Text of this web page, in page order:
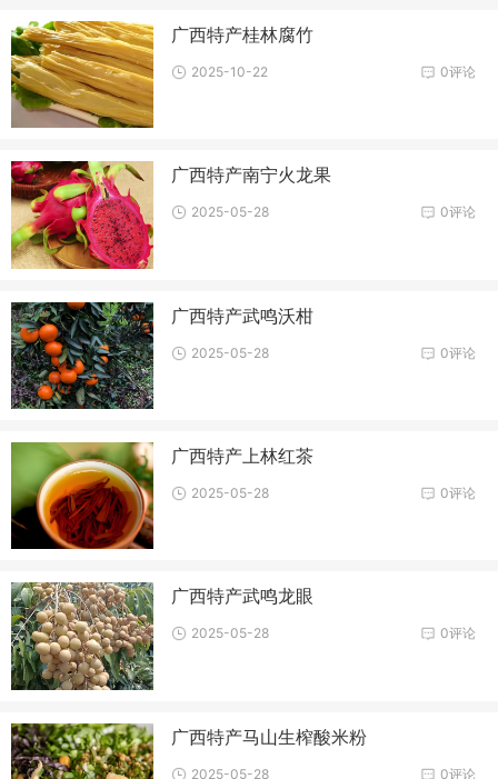
广西特产桂林腐竹
0评论
2025-10-22
广西特产南宁火龙果
0评论
2025-05-28
广西特产武鸣沃柑
0评论
2025-05-28
广西特产上林红茶
0评论
2025-05-28
广西特产武鸣龙眼
0评论
2025-05-28
广西特产马山生榨酸米粉
0评论
2025-05-28